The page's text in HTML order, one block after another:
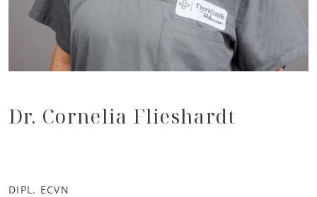
Dr. Cornelia Flieshardt
DIPL. ECVN